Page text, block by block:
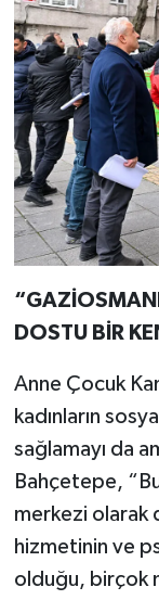
DOSTU BİR
Anne Çocuk
kadınların
sağlamayı da
Bahçetepe,
merkezi olarak
hizmetinin ve
olduğu, birçok